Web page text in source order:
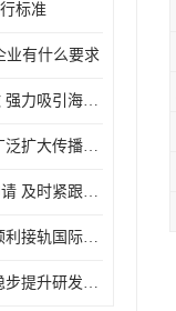
标准
业有什么要求
巴西认证怎么做 强力吸引海外投资
巴西认证周期 广泛扩大传播范围
巴西认证哪里申请 及时紧跟法规变化
巴西认证要求 顺利接轨国际规范
巴西认证资料 稳步提升研发能力